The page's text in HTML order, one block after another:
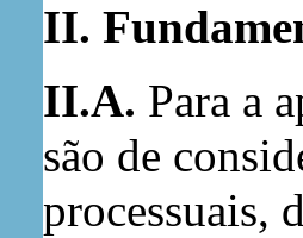
II.
II.A. Para a
são de
processuais,